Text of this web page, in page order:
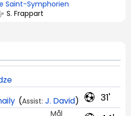
Saint-Symphorien
S. Frappart
31'
(Assist: J. David)
Mål